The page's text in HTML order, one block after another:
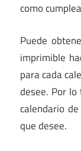
como
Puede
imprimible
para cada
desee. Por
calendario
que desee.